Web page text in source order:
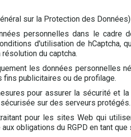
sur la Protection des
personnelles dans le cadre
d'utilisation de hCaptcha,
du captcha.
les données personnelles
publicitaires ou de profilage.
pour assurer la sécurité et
sur des serveurs protégés.
pour les sites Web qui
obligations du RGPD en tant que